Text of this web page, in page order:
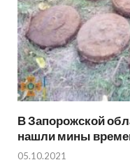
В Запорожской
нашли мины
05.10.2021